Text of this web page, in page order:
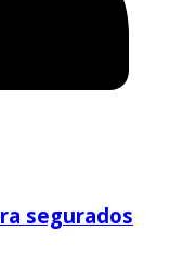
segurados